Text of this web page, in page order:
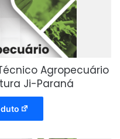
Agropecuário
Ji-Paraná